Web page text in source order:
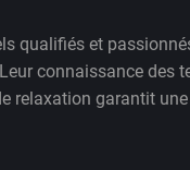
qualifiés et
connaissance des
relaxation garantit